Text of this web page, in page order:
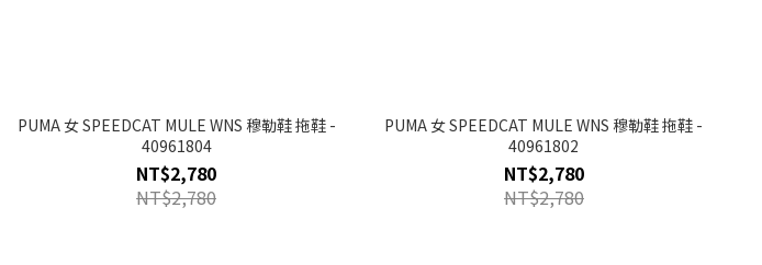
PUMA 女 SPEEDCAT MULE WNS 穆勒鞋 拖鞋 -
40961804
NT$2,780
NT$2,780
PUMA 女 SPEEDCAT MULE WNS 穆勒鞋 拖鞋 -
40961802
NT$2,780
NT$2,780